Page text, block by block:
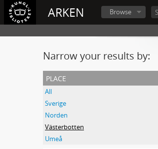
ARKEN Browse
Narrow your results by:
place
All
Sverige
Norden
Västerbotten
Umeå